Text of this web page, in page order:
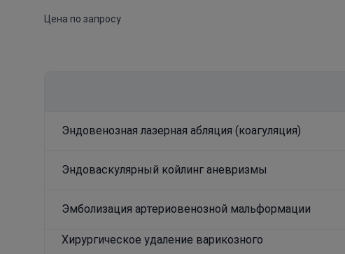
Цена по запросу
Эндовенозная лазерная абляция (коагуляция)
Эндоваскулярный койлинг аневризмы
Эмболизация артериовенозной мальформации
Хирургическое удаление варикозного